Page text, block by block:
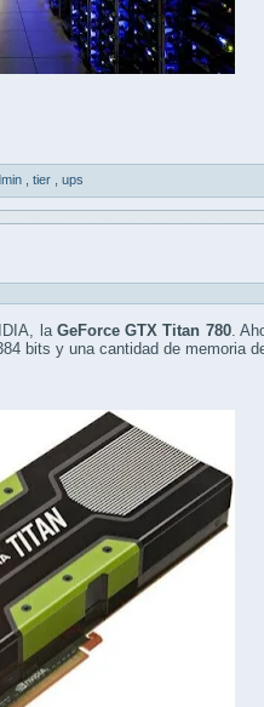
tier ups
la GeForce GTX Titan 780.
bits y una cantidad de memoria